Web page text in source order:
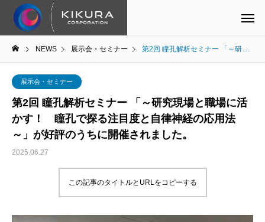
NEWS 展示会・セミナー 第2回 瞳孔解析セミナー 「～研究現場と職場に活かす！ 瞳孔で探る注目度と自律神経の応用法～」が好評のうちに開催されました。
展示会・セミナー
第2回 瞳孔解析セミナー 「～研究現場と職場に活
かす！ 瞳孔で探る注目度と自律神経の応用法
～」が好評のうちに開催されました。
2025.06.27
この記事のタイトルとURLをコピーする